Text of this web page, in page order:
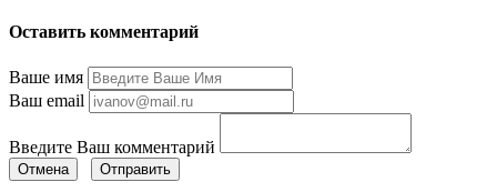
Оставить комментарий
Ваше имя
Ваш email
Введите Ваш комментарий
Отмена Отправить